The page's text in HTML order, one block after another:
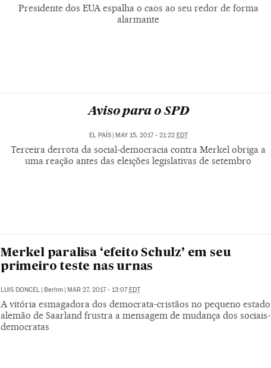
Presidente dos EUA espalha o caos ao seu redor de forma
alarmante
Aviso para o SPD
EL PAÍS MAY 15, 2017 - 21:22 EDT
Terceira derrota da social-democracia contra Merkel obriga a
uma reação antes das eleições legislativas de setembro
Merkel paralisa ‘efeito Schulz’ em seu
primeiro teste nas urnas
LUIS DONCEL | Berlim | MAR 27, 2017 - 13:07EDT
A vitória esmagadora dos democrata-cristãos no pequeno estado
alemão de Saarland frustra a mensagem de mudança dos sociais-
democratas